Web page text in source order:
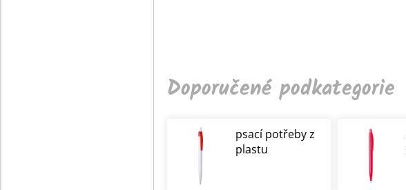
Doporučené podkategorie
psací potřeby z
plastu